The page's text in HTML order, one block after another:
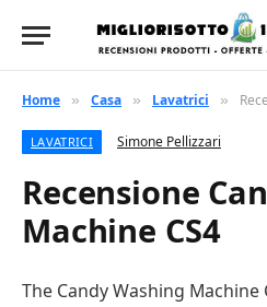
Home » Casa » Lavatrici »
LAVATRICI Simone Pellizzari
Recensione
Machine CS4
The Candy Washing Machine